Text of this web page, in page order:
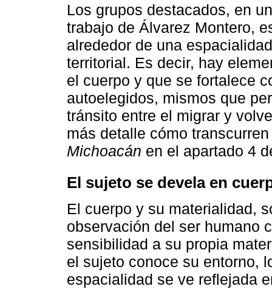
Los grupos destacados, en
trabajo de Álvarez Montero,
alrededor de una
territorial. Es decir, hay
el cuerpo y que se fortalece
autoelegidos, mismos que
tránsito entre el migrar y
más detalle cómo
Michoacán en el apartado 4
El sujeto se devela en
El cuerpo y su materialidad,
observación del ser humano
sensibilidad a su propia
el sujeto conoce su entorno,
espacialidad se ve reflejada